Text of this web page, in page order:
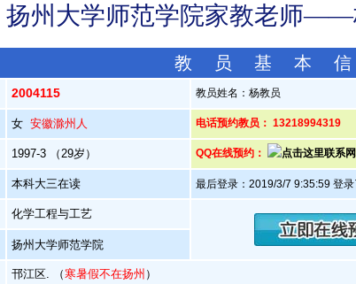
扬州大学师范学院家教老师——
教 员 基 本
2004115 教员姓名：杨教员
女 安徽滁州人 电话预约教员： 13218994319
1997-3 （29岁） QQ在线预约：
本科大三在读 最后登录：2019/3/7 9:35:59 登录
化学工程与工艺
扬州大学师范学院
邗江区. （寒暑假不在扬州 ）